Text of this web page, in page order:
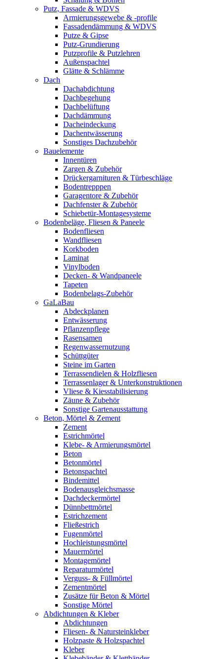
Putz, Fassade & WDVS
Armierungsgewebe & -profile
Fassadendämmung & WDVS
Putze & Gipse
Putz-Grundierung
Putzprofile & Putzlehren
Außenspachtel
Glätte & Schlämme
Dach
Dachabdichtung
Dachbegehung
Dachbelüftung
Dachdämmung
Dacheindeckung
Dachentwässerung
Sonstiges Dachzubehör
Bauelemente
Innentüren
Zargen & Zubehör
Drückergarnituren & Türbeschläge
Bodentrepppen
Garagentore & Zubehör
Dachfenster & Zubehör
Schiebetür-Montagesysteme
Bodenbeläge, Fliesen & Paneele
Bodenfliesen
Wandfliesen
Korkboden
Laminat
Vinylboden
Decken- & Wandpaneele
Tapeten
Bodenbelags-Zubehör
GaLaBau
Abdeckplanen
Entwässerung
Pflanzenpflege
Rasensamen
Regenwassernutzung
Schüttgüter
Steine im Garten
Terrassendielen & Holzfliesen
Terrassenlager & Unterkonstruktionen
Vliese & Kiesstabilisierung
Zäune & Zubehör
Sonstige Gartenausstattung
Beton, Mörtel & Zement
Zement
Estrichmörtel
Klebe- & Armierungsmörtel
Beton
Betonmörtel
Betonspachtel
Bindemittel
Bodenausgleichsmasse
Dachdeckermörtel
Dünnbettmörtel
Estrichzement
Fließestrich
Fugenmörtel
Hochleistungsmörtel
Mauermörtel
Montagemörtel
Reparaturmörtel
Verguss- & Füllmörtel
Zementmörtel
Zusätze für Beton & Mörtel
Sonstige Mörtel
Abdichtungen & Kleber
Abdichtungen
Fliesen- & Natursteinkleber
Holzpaste & Holzspachtel
Kleber